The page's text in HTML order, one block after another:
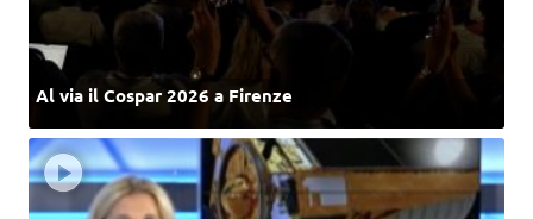
Al via il Cospar 2026 a Firenze